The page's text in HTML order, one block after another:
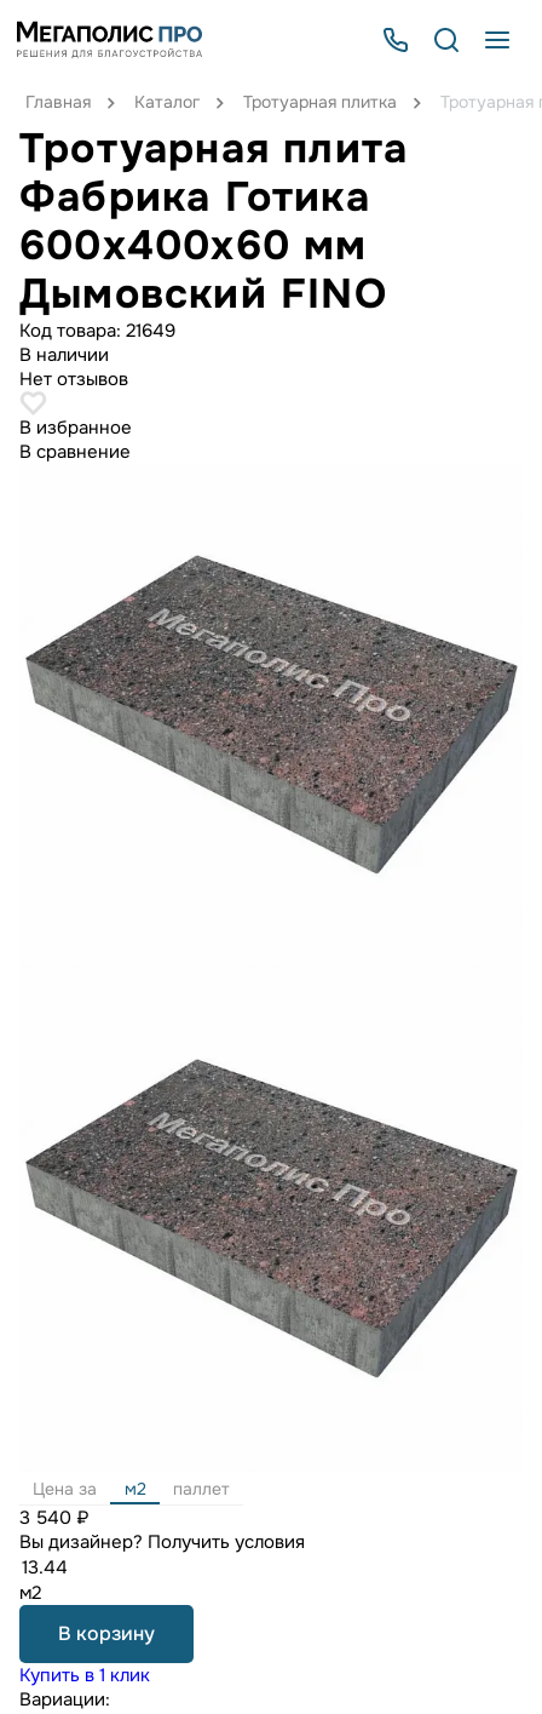
Главная Каталог Тротуарная плитка
Тротуарная плита
Фабрика Готика
600х400х60 мм
Дымовский FINO
Код товара: 21649
В наличии
Нет отзывов
В избранное
В сравнение
Цена за м2 паллет
3 540 ₽
Вы дизайнер? Получить условия
м2
В корзину
Купить в 1 клик
Вариации: